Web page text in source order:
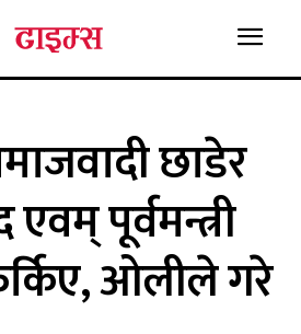
छाडेर
पूर्वमन्त्री
ओलीले गरे